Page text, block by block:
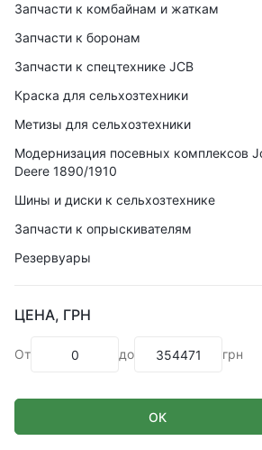
Запчасти к комбайнам и жаткам
Запчасти к боронам
Запчасти к спецтехнике JCB
Краска для сельхозтехники
Метизы для сельхозтехники
Модернизация посевных комплексов
Deere 1890/1910
Шины и диски к сельхозтехнике
Запчасти к опрыскивателям
Резервуары
ЦЕНА, ГРН
От до грн
ОК